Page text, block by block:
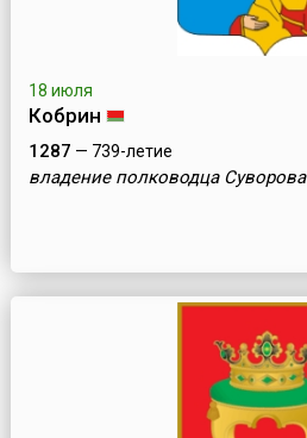
18 июля
Кобрин
1287 — 739-летие
владение полководца Суворова